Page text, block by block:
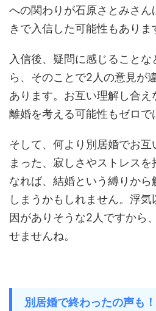
への関わりが石原さとみさ
きで入信した可能性もありま
入信後、疑問に感じること
ら、そのことで2人の意見が
あります。お互い理解し合え
離婚を考える可能性もゼロで
そして、何より別居婚でお互
まった、寂しさやストレス
なれば、結婚という縛りから
しまうかもしれません。浮
因がありそうな2人ですから
せませんね。
別居婚で終わったの声も！